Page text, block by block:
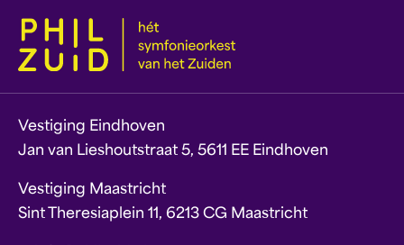
Vestiging Eindhoven
Jan van Lieshoutstraat 5, 5611 EE Eindhoven
Vestiging Maastricht
Sint Theresiaplein 11, 6213 CG Maastricht